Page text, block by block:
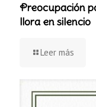
Preocupación
llora en silencio
Leer más